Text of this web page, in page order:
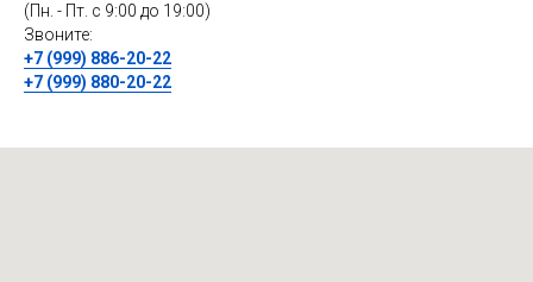
(Пн. - Пт. с 9:00 до 19:00)
Звоните:
+7 (999) 886-20-22
+7 (999) 880-20-22